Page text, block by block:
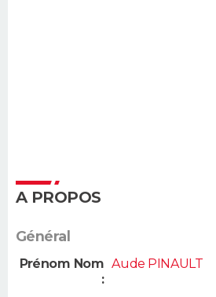
A PROPOS
Général
Prénom Nom
:
Aude PINAULT